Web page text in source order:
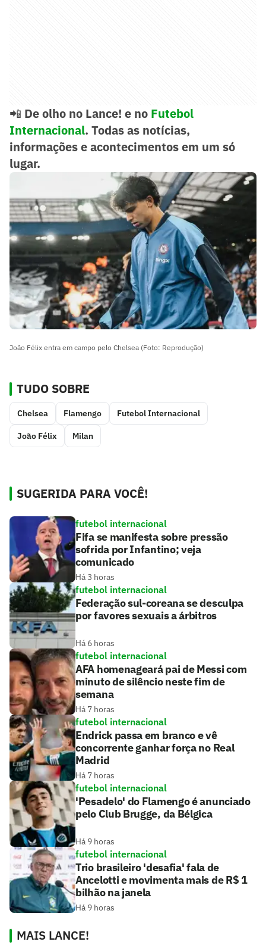
📲 De olho no Lance! e no Futebol
Internacional. Todas as notícias,
informações e acontecimentos em um só
lugar.
João Félix entra em campo pelo Chelsea (Foto: Reprodução)
TUDO SOBRE
Chelsea Flamengo Futebol Internacional
João Félix Milan
SUGERIDA PARA VOCÊ!
futebol internacional
Fifa se manifesta sobre pressão
sofrida por Infantino; veja
comunicado
Há 3 horas
futebol internacional
Federação sul-coreana se desculpa
por favores sexuais a árbitros
Há 6 horas
futebol internacional
AFA homenageará pai de Messi com
minuto de silêncio neste fim de
semana
Há 7 horas
futebol internacional
Endrick passa em branco e vê
concorrente ganhar força no Real
Madrid
Há 7 horas
futebol internacional
'Pesadelo' do Flamengo é anunciado
pelo Club Brugge, da Bélgica
Há 9 horas
futebol internacional
Trio brasileiro 'desafia' fala de
Ancelotti e movimenta mais de R$ 1
bilhão na janela
Há 9 horas
MAIS LANCE!